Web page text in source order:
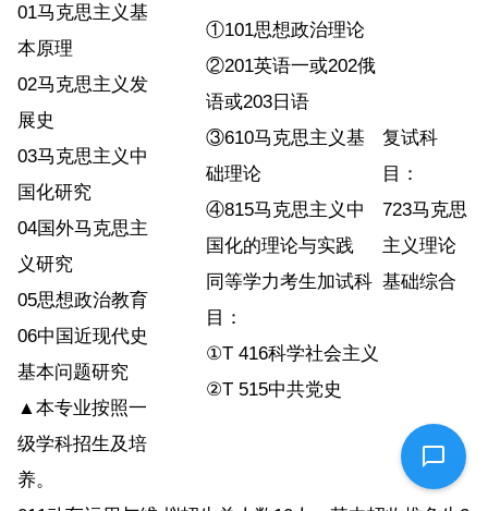
01马克思主义基
本原理
02马克思主义发
展史
03马克思主义中
国化研究
04国外马克思主
义研究
05思想政治教育
06中国近现代史
基本问题研究
▲本专业按照一
级学科招生及培
养。
①101思想政治理论
②201英语一或202俄
语或203日语
③610马克思主义基
础理论
④815马克思主义中
国化的理论与实践
同等学力考生加试科
目：
①T 416科学社会主义
②T 515中共党史
复试科
目：
723马克思
主义理论
基础综合